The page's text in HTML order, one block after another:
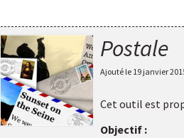
Postale
Ajouté le 19 janvier
Cet outil est
Objectif :